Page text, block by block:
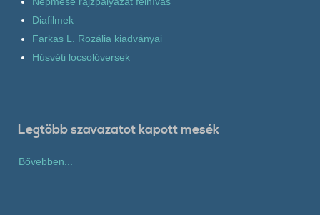
Diafilmek
Farkas L. Rozália kiadványai
Húsvéti locsolóversek
Legtöbb szavazatot kapott mesék
Bővebben...